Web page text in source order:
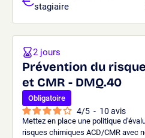
stagiaire
Prévention du
et CMR - DMQ.40
Obligatoire
4/5 - 10 avis
Mettez en place une politique
risques chimiques ACD/CMR avec
2 jours